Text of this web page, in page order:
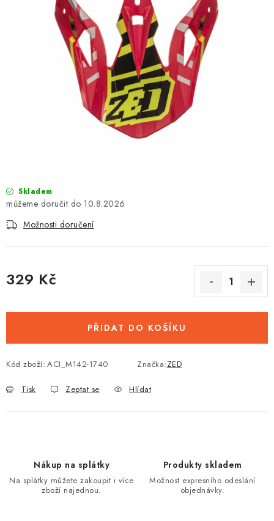
TIP NA DÁRKY
NÁPLNĚ A KAPALINY
NÁHRADNÍ DÍLY
Podmínky ochrany osobních údajů
Skladem
10.8.2026
Možnosti doručení
329 Kč
PŘIDAT DO KOŠÍKU
Kód zboží: ACI_M142-1740 Značka:ZED
Tisk Zeptat se Hlídat
Nákup na splátky
Na splátky můžete zakoupit i více
zboží najednou.
Produkty skladem
Možnost expresního odeslání
objednávky.